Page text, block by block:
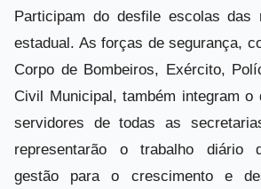
Participam do desfile escolas das
estadual. As forças de segurança,
Corpo de Bombeiros, Exército,
Civil Municipal, também integram o
servidores de todas as
representarão o trabalho diário
gestão para o crescimento e